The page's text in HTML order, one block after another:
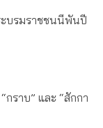
ะบรมราชชนนีพันปี
ราบ” และ “สักกา